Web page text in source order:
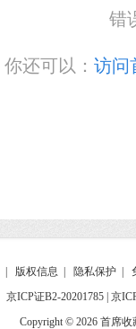
错
你还可以：访问
版权信息 隐私保护
京ICP证B2-20201785 京
Copyright © 2026 首席收